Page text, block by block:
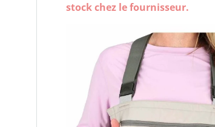
stock chez le fournisseur.